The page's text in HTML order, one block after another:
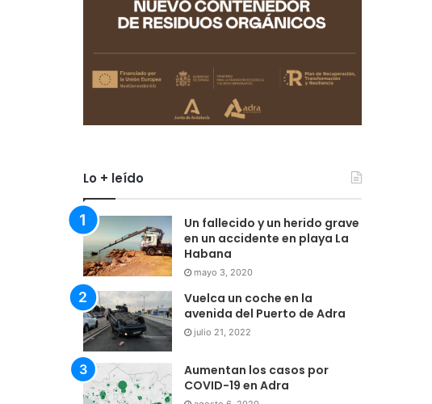
Lo + leído
Un fallecido y un herido grave
en un accidente en playa La
Habana
mayo 3, 2020
Vuelca un coche en la
avenida del Puerto de Adra
julio 21, 2022
Aumentan los casos por
COVID-19 en Adra